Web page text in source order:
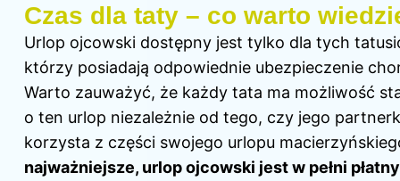
Czas dla taty – co warto
Urlop ojcowski dostępny jest tylko dla tych
którzy posiadają odpowiednie ubezpieczenie
Warto zauważyć, że każdy tata ma możliwość
o ten urlop niezależnie od tego, czy jego
korzysta z części swojego urlopu
najważniejsze, urlop ojcowski jest w pełni płatny